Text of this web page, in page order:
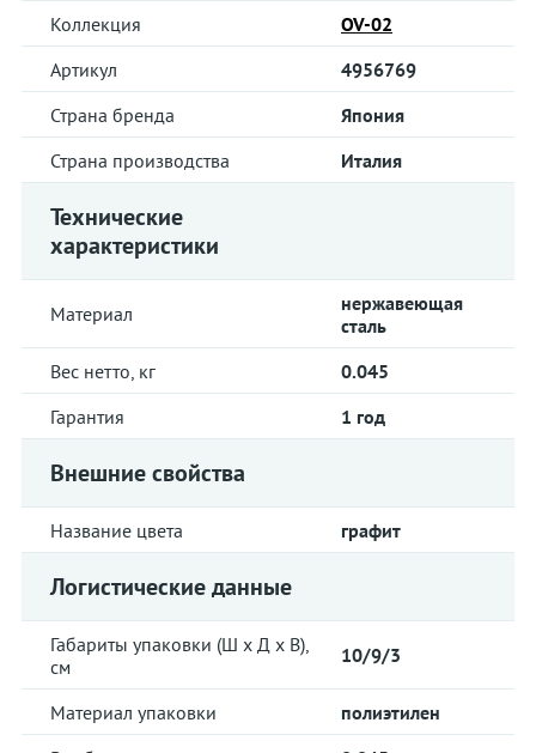
Коллекция
OV-02
Артикул
4956769
Страна бренда
Япония
Страна производства
Италия
Технические
характеристики
Материал
нержавеющая
сталь
Вес нетто, кг
0.045
Гарантия
1 год
Внешние свойства
Название цвета графит
Логистические данные
Габариты упаковки (Ш х Д х В),
см
10/9/3
Материал упаковки
полиэтилен